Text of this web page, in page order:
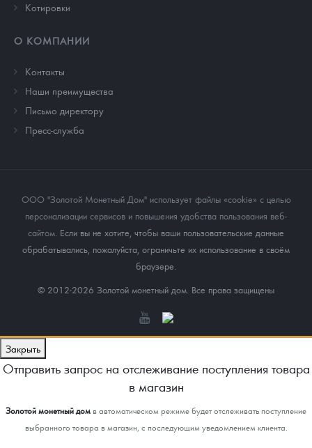
Котировки
О КОМПАНИИ
Контакты
Наши преимущества
Письмо директору
Пресс-служба
ООО "Золотой Монетный Дом" использует файлы «cookie» с целью
персонализации сервисов и повышения удобства пользования веб-
сайтом. Если вы не хотите, чтобы ваши пользовательские данные
обрабатывались, пожалуйста, ограничьте их использование в своём
браузере.
© 2012-2026 Золотой монетный дом. Все права защищены
Закрыть
Отправить запрос на отслеживание поступления товара
в магазин
Золотой монетный домв автоматическом режиме будет отслеживать поступление
выбранного товара в магазин, с последующим уведомлением клиента.